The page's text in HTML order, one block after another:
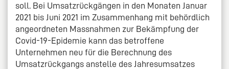
soll. Bei Umsatzrückgängen in den Monaten Januar
2021 bis Juni 2021 im Zusammenhang mit behördlich
angeordneten Massnahmen zur Bekämpfung der
Covid-19-Epidemie kann das betroffene
Unternehmen neu für die Berechnung des
Umsatzrückgangs anstelle des Jahresumsatzes